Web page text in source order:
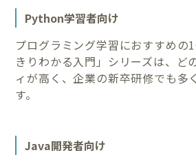
Python学習者向け
プログラミング学習におすすめの
きりわかる入門」シリーズは、ど
ィが高く、企業の新卒研修でも多
す。
Java開発者向け